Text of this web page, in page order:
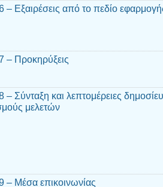
– Εξαιρέσεις από το πεδίο
– Προκηρύξεις
– Σύνταξη και λεπτομέρειες
μελετών
– Μέσα επικοινωνίας